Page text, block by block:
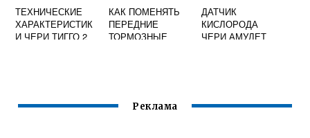
ТЕХНИЧЕСКИЕ
ХАРАКТЕРИСТИК
И ЧЕРИ ТИГГО 2
КАК ПОМЕНЯТЬ
ПЕРЕДНИЕ
ТОРМОЗНЫЕ
ДАТЧИК
КИСЛОРОДА
ЧЕРИ АМУЛЕТ
Реклама